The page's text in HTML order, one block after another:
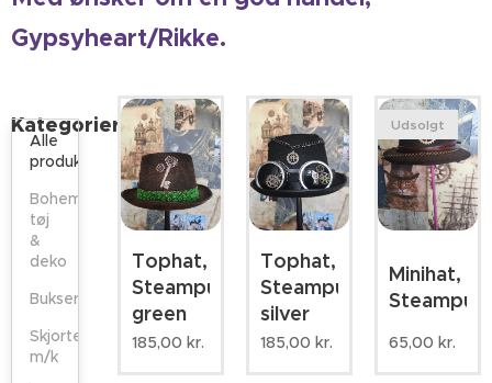
Gypsyheart/Rikke.
Kategorier
Alle
produkter
Boheme
tøj
&
deko
Bukser
Skjorter/bluser/tunika
m/k
Tophat,
Steampunk
green
185,00 kr.
Tophat,
Steampunk
silver
185,00 kr.
Minihat,
Udsolgt
65,00 kr.